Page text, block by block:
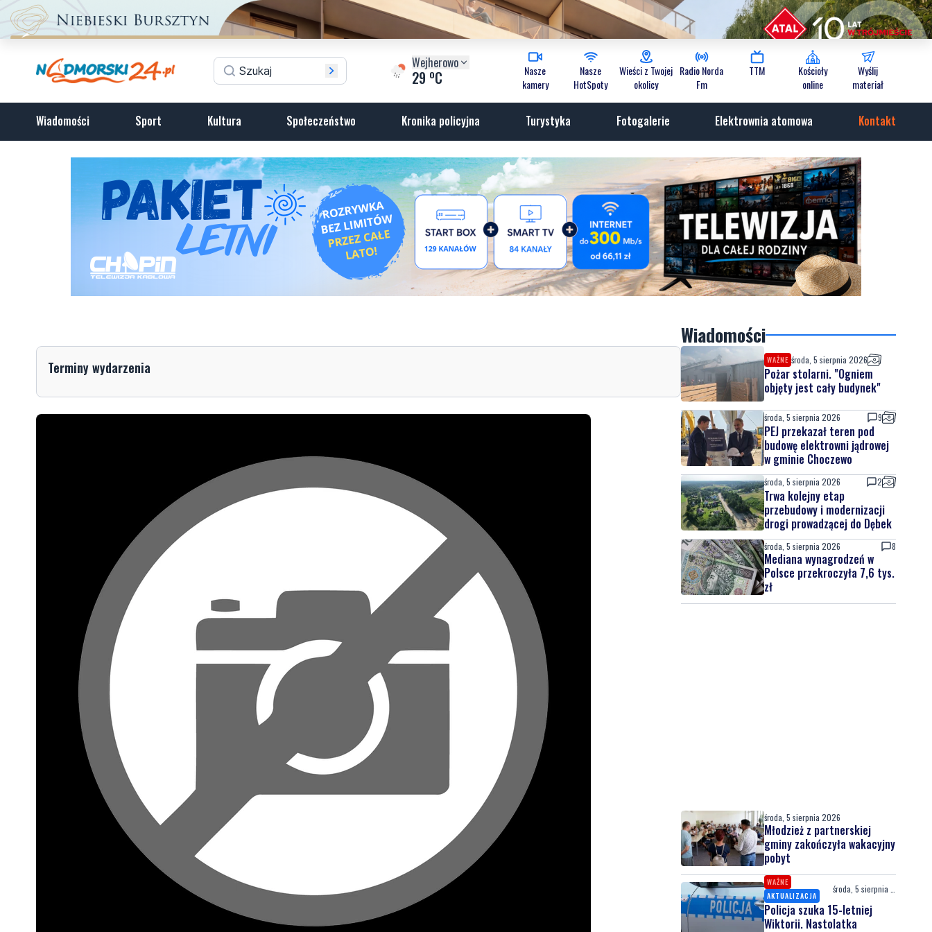
Wejherowo
29 oC
Nasze
kamery
Nasze
HotSpoty
Wieści z Twojej
okolicy
Radio Norda
Fm
TTM
Kościoły
online
Wyślij
materiał
Wiadomości Sport Kultura Społeczeństwo Kronika policyjna Turystyka Fotogalerie Elektrownia atomowa Kontakt
Terminy wydarzenia
Wiadomości
WAŻNE środa, 5 sierpnia 2026
Pożar stolarni. "Ogniem
objęty jest cały budynek"
środa, 5 sierpnia 2026 9
PEJ przekazał teren pod
budowę elektrowni jądrowej
w gminie Choczewo
środa, 5 sierpnia 2026 2
Trwa kolejny etap
przebudowy i modernizacji
drogi prowadzącej do Dębek
środa, 5 sierpnia 2026 8
Mediana wynagrodzeń w
Polsce przekroczyła 7,6 tys.
zł
środa, 5 sierpnia 2026
Młodzież z partnerskiej
gminy zakończyła wakacyjny
pobyt
WAŻNE
AKTUALIZACJA
Policja szuka 15-letniej
Wiktorii. Nastolatka